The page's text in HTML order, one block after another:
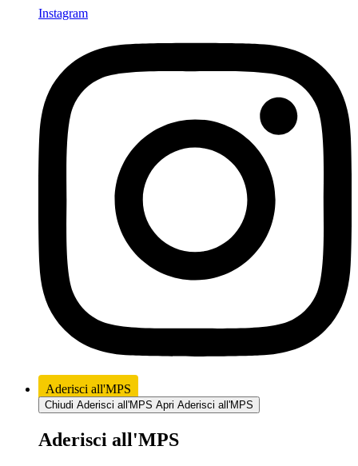
Instagram
Aderisci all'MPS
Chiudi Aderisci all'MPS Apri Aderisci all'MPS
Aderisci all'MPS